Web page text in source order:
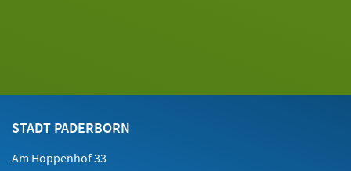
STADT PADERBORN
Am Hoppenhof 33